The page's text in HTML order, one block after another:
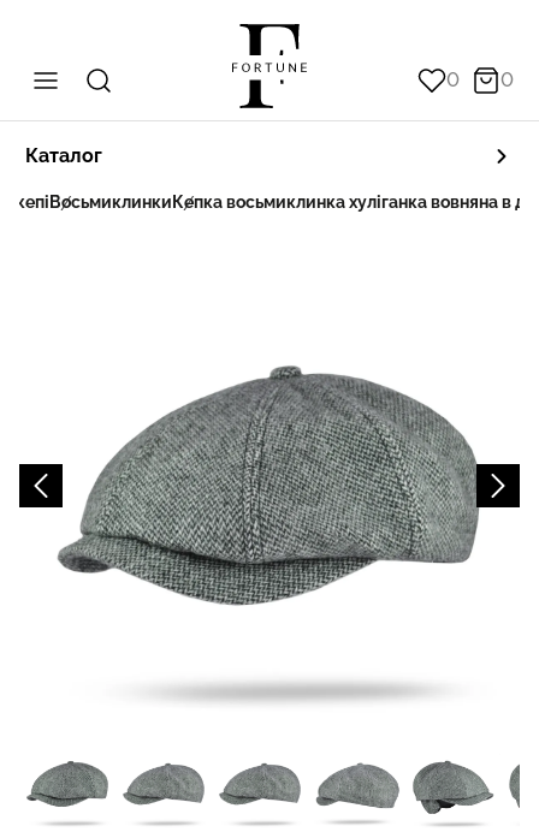
0 0
Каталог
кепі Восьмиклинки Кепка восьмиклинка хуліганка вовняна в